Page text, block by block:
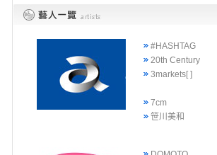
#HASHTAG
20th Century
3markets[ ]
7cm
笹川美和